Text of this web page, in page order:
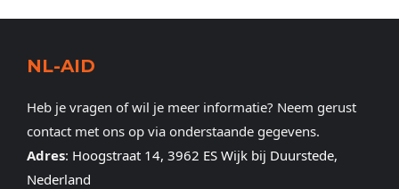
NL-AID
Heb je vragen of wil je meer informatie? Neem gerust
contact met ons op via onderstaande gegevens.
Adres: Hoogstraat 14, 3962 ES Wijk bij Duurstede,
Nederland